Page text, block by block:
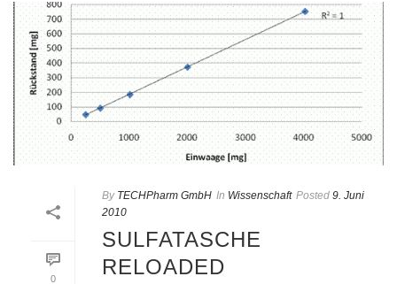
0
By TECHPharm GmbH In Wissenschaft Posted 9. Juni
2010
SULFATASCHE
RELOADED